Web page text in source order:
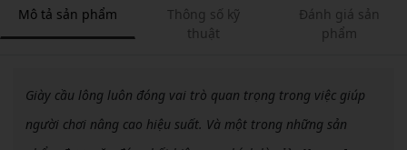
Mô tả sản phẩm
Thông số kỹ
thuật
Đánh giá sản
phẩm
Giày cầu lông luôn đóng vai trò quan trọng trong việc giúp
người chơi nâng cao hiệu suất. Và một trong những sản